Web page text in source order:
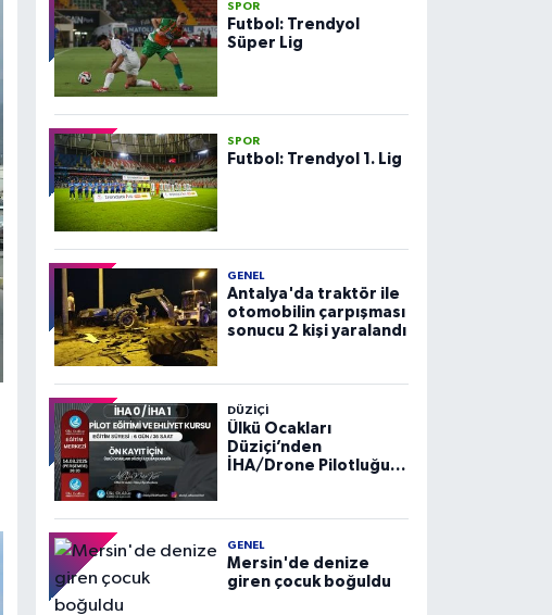
SPOR
Futbol: Trendyol
Süper Lig
SPOR
Futbol: Trendyol 1. Lig
GENEL
Antalya'da traktör ile
otomobilin çarpışması
sonucu 2 kişi yaralandı
DÜZIÇI
Ülkü Ocakları
Düziçi’nden
İHA/Drone Pilotluğu
GENEL
Mersin'de denize
giren çocuk boğuldu